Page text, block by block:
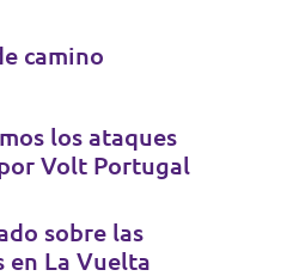
camino
los ataques
Volt Portugal
sobre las
en La Vuelta